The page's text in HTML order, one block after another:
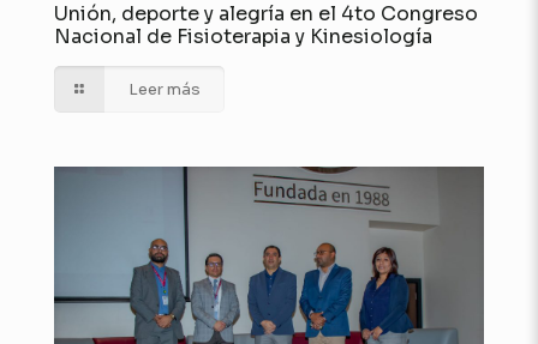
Unión, deporte y alegría en el 4to Congreso
Nacional de Fisioterapia y Kinesiología
Leer más